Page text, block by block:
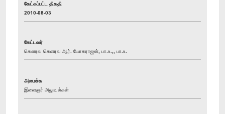
கேட்கப்பட்ட திகதி
2010-08-03
கேட்டவர்
கௌரவ கெளரவ ஆர். யோகராஜன், பா.உ.,, பா.உ.
அமைச்சு
இளைஞர் அலுவல்கள்